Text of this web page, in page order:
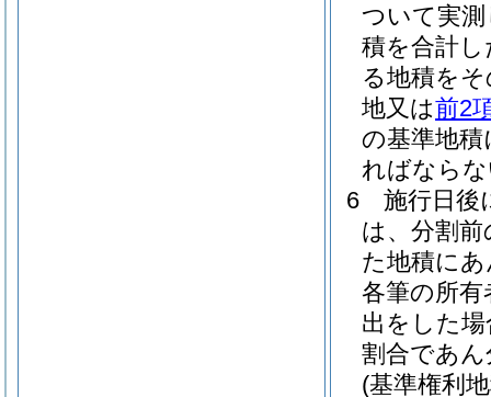
ついて実
積を合計
る地積を
地又は前2
の基準地
ればなら
6
施行日後
は、分割
た地積に
各筆の所
出をした
割合であ
(基準権利